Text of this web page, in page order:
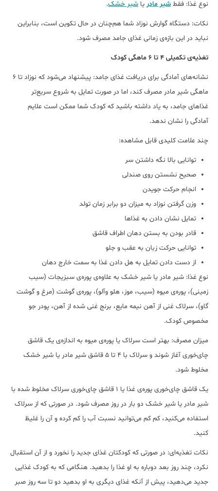
نوع غذا: فقط شیر مادر یا شیر خشک.
نکات: دستگاه گوارش نوزاد شما هم‌چنان در حال تکوین است، بنابراین
نباید در این بازه‌ی زمانی غذای جامد مصرف شود.
تغذیه‌ی تکمیلی 4 تا 6 ماهگی کودک
نشانه‌های آمادگی برای دریافت غذای جامد: پیشنهاد می‌شود که نوزاد تا 6
ماهگی شیر مادر مصرف کند، اما در صورت تمایل به شروع سریع‌تر
غذاهای جامد، به یاد داشته باشید که کودک شما ممکن است علایم
آمادگی را نشان ندهد.
چند علامت کلیدی قابل مشاهده:
توانایی بالا نگه داشتن سر
صحیح نشستن روی صندلی
انجام حرکت جویدن
وزن گرفتن نوزاد به میزان دو برابر زمان تولد
تمایل نشان دادن به غذاها
قادر بودن به بستن دهان اطراف قاشق
توانایی حرکت زبان به عقب و جلو
از دست دادن تمایل به هل دادن غذا به سمت خارج دهان
نوع غذا: شیر مادر یا شیر خشک به علاوه‌ی پوره‌ی سبزیجات (سیب
زمینی)، پوره‌ی میوه (سیب، موز، هلو وآلو)، پوره‌ی گوشت (مرغ و گوشت
گاو)، سرلاک غنی از آهن نیمه مایع، برنج غنی شده از آهن، پودر جو
مخصوص کودک.
میزان مصرف: بهتر است سرلاک یا پوره‌ی میوه به اندازه‌ی یک قاشق
چای‌خوری آغاز شوند و سرلاک با 4 تا 5 قاشق شیر مادر یا شیر خشک
مخلوط شود.
یک قاشق چای‌خوری پوره‌ی غذا یا 1 قاشق چای‌خوری سرلاک مخلوط شده با
شیر مادر یا شیر خشک دو بار در روز مصرف شود. در صورتی که از سرلاک
استفاده می‌کنید، کم کم می‌توانید نسبت آب را کم کرده و آن را غلیظ
کنید.
نکات تغذیه‌ای: در صورتی که کودکتان غذای جدید را نخورد و از آن استقبال
نکرد، چند روز بعد دوباره به او غذا را بدهید. هنگامی که به کودک غذایی
جدید می‌دهید، پیش از آنکه غذای دیگری به او بدهید دو تا سه روز صبر